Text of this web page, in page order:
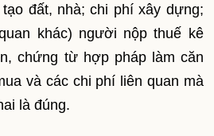
đất, nhà; chi phí xây dựng;
khác) người nộp thuế kê
chứng từ hợp pháp làm căn
và các chi phí liên quan mà
là đúng.